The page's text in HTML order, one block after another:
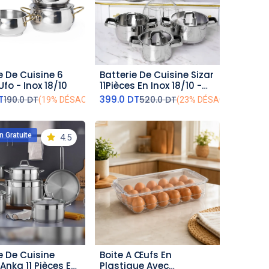
au panier
De Cuisine 6
- Inox 18/10
190.0DT(19% DÉSACTIVÉ)
ajouter au panier
Batterie De Cuisine Sizar
11Pièces En Inox 18/10 -
Noir
399.0 DT520.0DT(23% DÉSACTIVÉ)
Gratuite 4.5
au panier
De Cuisine
11 Pièces En
ajouter au panier
Boite A Œufs En
Plastique Avec